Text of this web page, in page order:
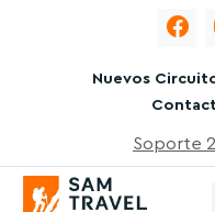
Nuevos
Soporte